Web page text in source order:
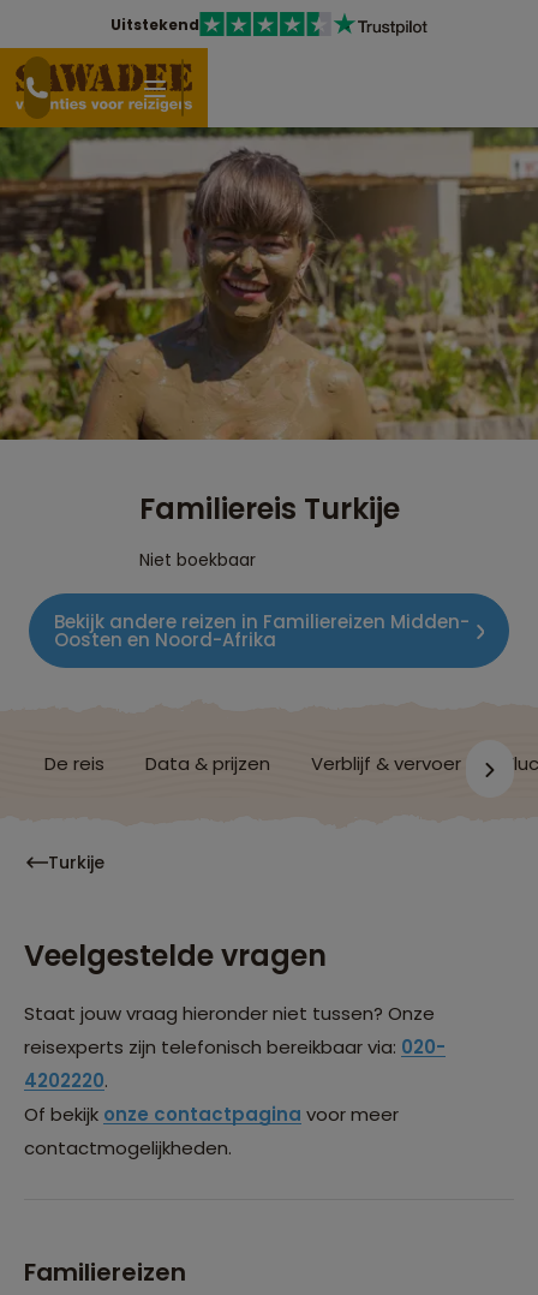
Uitstekend
Familiereis Turkije
Niet boekbaar
Bekijk andere reizen in Familiereizen Midden-
Oosten en Noord-Afrika
De reis Data & prijzen Verblijf & vervoer
Turkije
Veelgestelde vragen
Staat jouw vraag hieronder niet tussen? Onze
reisexperts zijn telefonisch bereikbaar via: 020-
4202220.
Of bekijk onze contactpagina voor meer
contactmogelijkheden.
Familiereizen